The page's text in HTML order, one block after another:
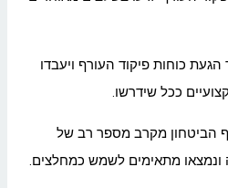
הגעת כוחות פיקוד העורף ויעבדו
ככל שידרשו.
הביטחון מקרב מספר רב של
ונמצאו מתאימים לשמש כמחלצים.